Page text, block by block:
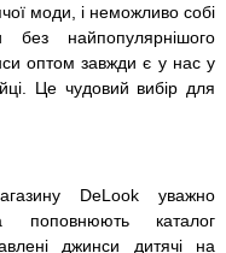
моди, і неможливо собі
без найпопулярнішого
оптом завжди є у нас у
Це чудовий вибір для
DeLook уважно
каталог
джинси дитячі на